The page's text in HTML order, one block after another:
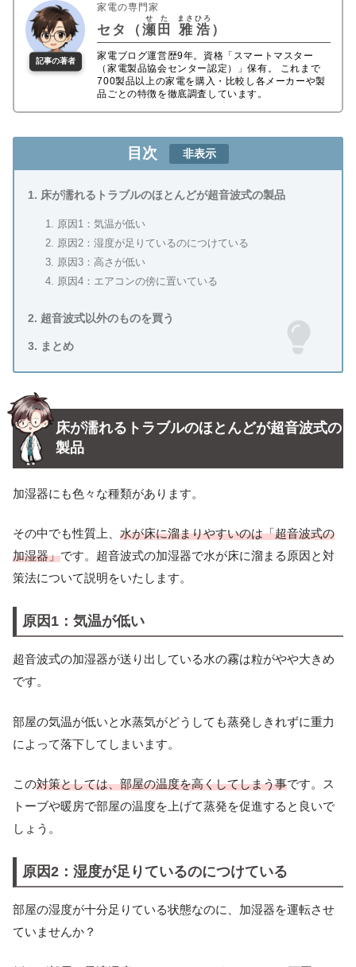
記事の著者
家電の専門家
セタ（瀬田
せた
雅浩
まさひろ
）
家電ブログ運営歴9年。資格「スマートマスター
（家電製品協会センター認定）」保有。 これまで
700製品以上の家電を購入・比較し各メーカーや製
品ごとの特徴を徹底調査しています。
目次 非表示
床が濡れるトラブルのほとんどが超音波式の製品
原因1：気温が低い
原因2：湿度が足りているのにつけている
原因3：高さが低い
原因4：エアコンの傍に置いている
超音波式以外のものを買う
まとめ
床が濡れるトラブルのほとんどが超音波式の
製品
加湿器にも色々な種類があります。
その中でも性質上、 水が床に溜まりやすいのは「超音波式の
加湿器」です。超音波式の加湿器で水が床に溜まる原因と対
策法について説明をいたします。
原因1：気温が低い
超音波式の加湿器が送り出している水の霧は粒がやや大きめ
です。
部屋の気温が低いと水蒸気がどうしても蒸発しきれずに重力
によって落下してしまいます。
この対策としては、部屋の温度を高くしてしまう事です。ス
トーブや暖房で部屋の温度を上げて蒸発を促進すると良いで
しょう。
原因2：湿度が足りているのにつけている
部屋の湿度が十分足りている状態なのに、加湿器を運転させ
ていませんか？